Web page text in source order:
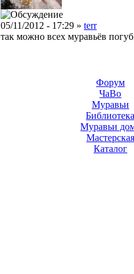
05/11/2012 - 17:29 » terr
так можно всех муравьёв
Форум
ЧаВо
Муравьи
Муравьи
Мастерская
Каталог